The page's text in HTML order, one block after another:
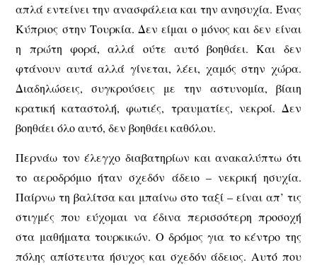
απλά εντείνει την ανασφάλεια και την ανησυχία. Ένας
Κύπριος στην Τουρκία. Δεν είμαι ο μόνος και δεν είναι
η πρώτη φορά, αλλά ούτε αυτό βοηθάει. Και δεν
φτάνουν αυτά αλλά γίνεται, λέει, χαμός στην χώρα.
Διαδηλώσεις, συγκρούσεις με την αστυνομία, βίαιη
κρατική καταστολή, φωτιές, τραυματίες, νεκροί. Δεν
βοηθάει όλο αυτό, δεν βοηθάει καθόλου.
Περνάω τον έλεγχο διαβατηρίων και ανακαλύπτω ότι
το αεροδρόμιο ήταν σχεδόν άδειο – νεκρική ησυχία.
Παίρνω τη βαλίτσα και μπαίνω στο ταξί – είναι απ’ τις
στιγμές που εύχομαι να έδινα περισσότερη προσοχή
στα μαθήματα τουρκικών. Ο δρόμος για το κέντρο της
πόλης απίστευτα ήσυχος και σχεδόν άδειος. Αυτό που